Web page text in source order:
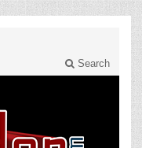
Search